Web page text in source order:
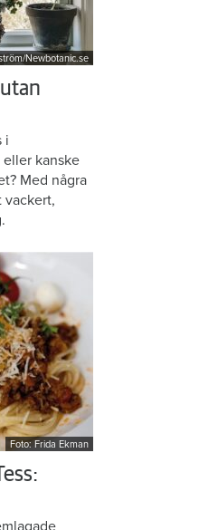
Newbotanic.se
i
kanske
Med några
vackert,
Foto: Frida Ekman